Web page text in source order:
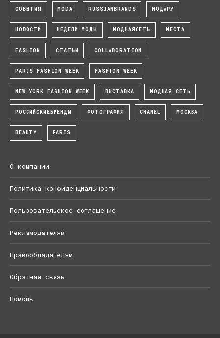
СОБЫТИЯ MODA RUSSIANBRANDS МОДАРУ
НОВОСТИ НЕДЕЛИ МОДЫ МОДНАЯСЕТЬ МЕСТА
FASHION СТАТЬИ COLLABORATION
PARIS FASHION WEEK FASHION WEEK
NEW YORK FASHION WEEK ВЫСТАВКА МОДНАЯ СЕТЬ
РОССИЙСКИЕБРЕНДЫ ФОТОГРАФИЯ CHANEL МОСКВА
BEAUTY PARIS
О компании
Политика конфиденциальности
Пользовательское соглашение
Рекламодателям
Правообладателям
Обратная связь
Помощь